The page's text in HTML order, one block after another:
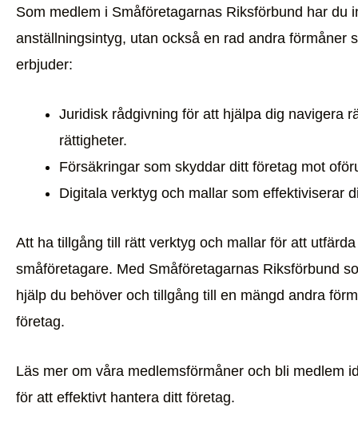
Som medlem i Småföretagarnas Riksförbund har du
anställningsintyg, utan också en rad andra förmåner
erbjuder:
Juridisk rådgivning för att hjälpa dig navigera
rättigheter.
Försäkringar som skyddar ditt företag mot
Digitala verktyg och mallar som effektiviserar
Att ha tillgång till rätt verktyg och mallar för att
småföretagare. Med Småföretagarnas Riksförbund
hjälp du behöver och tillgång till en mängd andra
företag.
Läs mer om våra medlemsförmåner och bli medlem
för att effektivt hantera ditt företag.